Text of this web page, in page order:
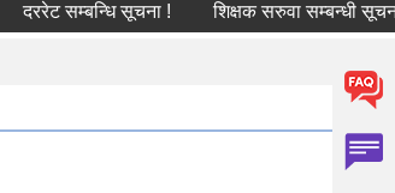
दररेट सम्बन्धि सूचना ! शिक्षक सरुवा सम्बन्धी सूचना!